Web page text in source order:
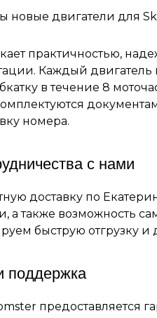
новые двигатели для
практичностью,
Каждый двигатель
в течение 8
номера.
с нами
доставку по
а также возможность
быструю отгрузку и
поддержка
предоставляется